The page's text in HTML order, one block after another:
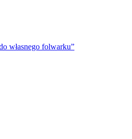
własnego folwarku”